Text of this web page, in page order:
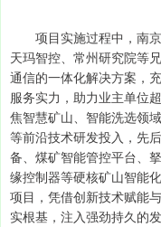
项目实施过程中，南京
天玛智控、常州研究院等
通信的一体化解决方案，
服务实力，助力业主单位
焦智慧矿山、智能洗选领
等前沿技术研发投入，先
备、煤矿智能管控平台、
缘控制器等硬核矿山智能
项目，凭借创新技术赋能
实根基，注入强劲持久的发